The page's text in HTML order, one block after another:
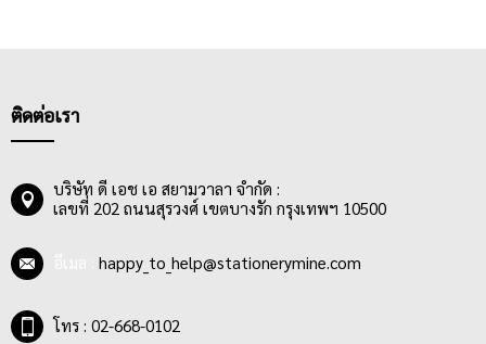
ติดต่อเรา
บริษัท ดี เอช เอ สยามวาลา จำกัด :
เลขที่ 202 ถนนสุรวงศ์ เขตบางรัก กรุงเทพฯ 10500
happy_to_help@stationerymine.com
โทร : 02-668-0102